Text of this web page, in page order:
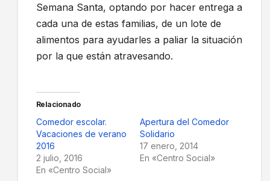
Semana Santa, optando por hacer entrega a
cada una de estas familias, de un lote de
alimentos para ayudarles a paliar la situación
por la que están atravesando.
Relacionado
Comedor escolar.
Vacaciones de verano
2016
2 julio, 2016
En «Centro Social»
Apertura del Comedor
Solidario
17 enero, 2014
En «Centro Social»